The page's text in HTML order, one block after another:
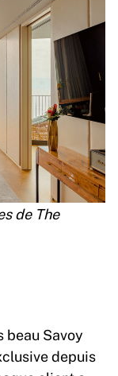
de The
beau Savoy
depuis